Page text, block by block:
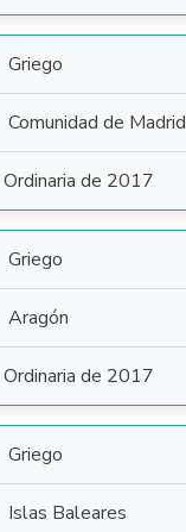
Griego
Comunidad de Madrid
Ordinaria de 2017
Griego
Aragón
Ordinaria de 2017
Griego
Islas Baleares